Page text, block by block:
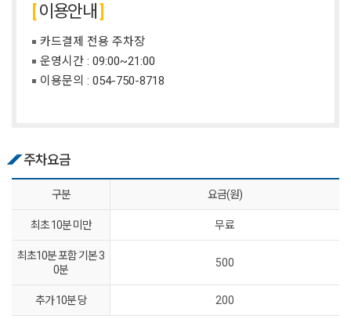
이용안내
카드결제 전용 주차장
운영시간 : 09:00~21:00
이용문의 : 054-750-8718
주차요금
구분 요금(원)
최초 10분 미만 무료
최초10분 포함 기본 3
0분
500
추가 10분 당 200